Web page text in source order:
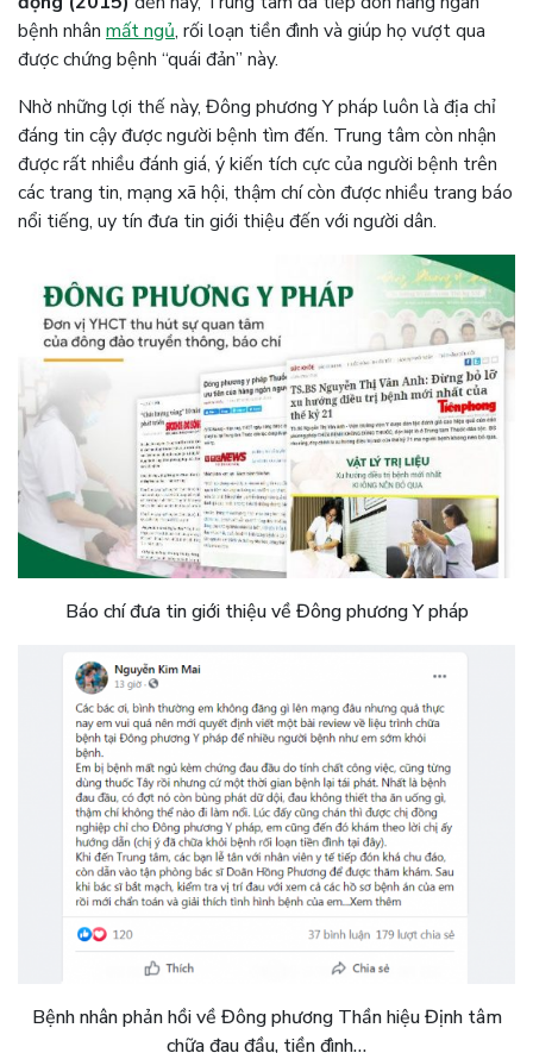
bệnh nhân mất ngủ, rối loạn tiền đình và giúp họ vượt qua
được chứng bệnh “quái đản” này.
Nhờ những lợi thế này, Đông phương Y pháp luôn là địa chỉ
đáng tin cậy được người bệnh tìm đến. Trung tâm còn nhận
được rất nhiều đánh giá, ý kiến tích cực của người bệnh trên
các trang tin, mạng xã hội, thậm chí còn được nhiều trang báo
nổi tiếng, uy tín đưa tin giới thiệu đến với người dân.
Báo chí đưa tin giới thiệu về Đông phương Y pháp
Bệnh nhân phản hồi về Đông phương Thần hiệu Định tâm
chữa đau đầu, tiền đình…